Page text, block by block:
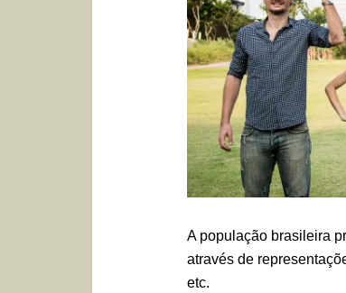
A população brasileira
através de
etc.